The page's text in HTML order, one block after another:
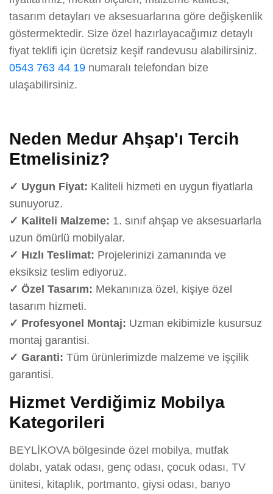
tasarım detayları ve aksesuarlarına göre değişkenlik
göstermektedir. Size özel hazırlayacağımız detaylı
fiyat teklifi için ücretsiz keşif randevusu alabilirsiniz.
0543 763 44 19 numaralı telefondan bize
ulaşabilirsiniz.
Neden Medur Ahşap'ı Tercih
Etmelisiniz?
✓ Uygun Fiyat: Kaliteli hizmeti en uygun fiyatlarla
sunuyoruz.
✓ Kaliteli Malzeme: 1. sınıf ahşap ve aksesuarlarla
uzun ömürlü mobilyalar.
✓ Hızlı Teslimat: Projelerinizi zamanında ve
eksiksiz teslim ediyoruz.
✓ Özel Tasarım: Mekanınıza özel, kişiye özel
tasarım hizmeti.
✓ Profesyonel Montaj: Uzman ekibimizle kusursuz
montaj garantisi.
✓ Garanti: Tüm ürünlerimizde malzeme ve işçilik
garantisi.
Hizmet Verdiğimiz Mobilya
Kategorileri
BEYLİKOVA bölgesinde özel mobilya, mutfak
dolabı, yatak odası, genç odası, çocuk odası, TV
ünitesi, kitaplık, portmanto, giysi odası, banyo